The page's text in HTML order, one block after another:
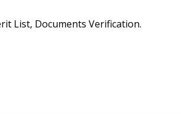
List, Documents Verification.